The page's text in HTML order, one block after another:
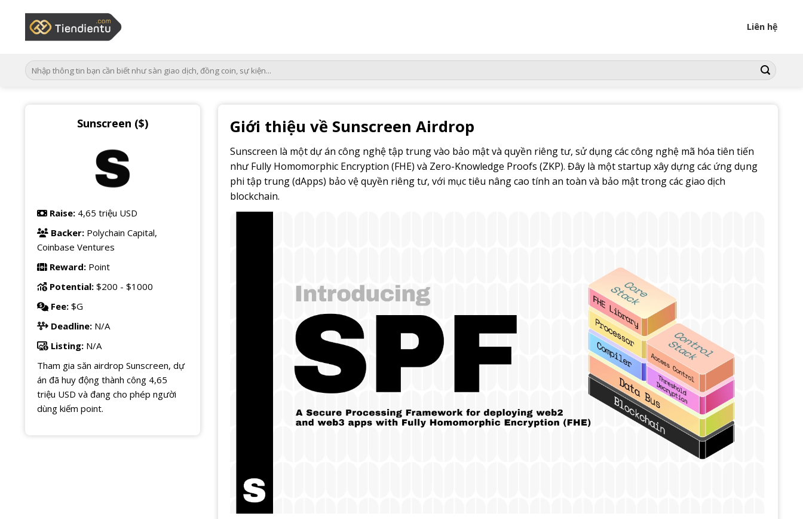
Liên hệ
Sunscreen ($)
Raise: 4,65 triệu USD
Backer: Polychain Capital,
Coinbase Ventures
Reward: Point
Potential: $200 - $1000
Fee: $G
Deadline: N/A
Listing: N/A
Tham gia săn airdrop Sunscreen, dự
án đã huy động thành công 4,65
triệu USD và đang cho phép người
dùng kiếm point.
Giới thiệu về Sunscreen Airdrop
Sunscreen là một dự án công nghệ tập trung vào bảo mật và quyền riêng tư, sử dụng các công nghệ mã hóa tiên tiến
như Fully Homomorphic Encryption (FHE) và Zero-Knowledge Proofs (ZKP). Đây là một startup xây dựng các ứng dụng
phi tập trung (dApps) bảo vệ quyền riêng tư, với mục tiêu nâng cao tính an toàn và bảo mật trong các giao dịch
blockchain.